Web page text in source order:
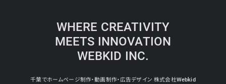
WHERE CREATIVITY
MEETS INNOVATION
WEBKID INC.
千葉でホームページ制作・動画制作・広告デザイン 株式会社Webkid